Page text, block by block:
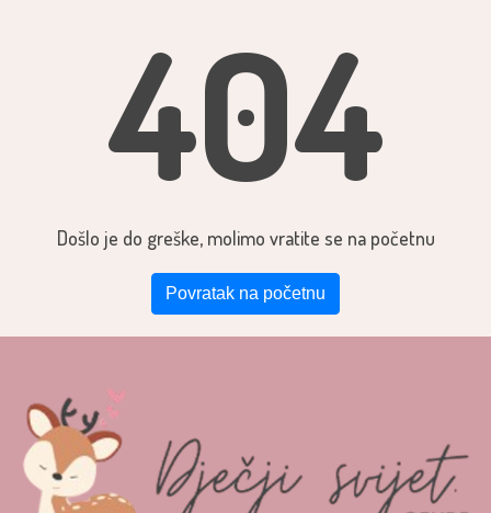
404
Došlo je do greške, molimo vratite se na početnu
Povratak na početnu